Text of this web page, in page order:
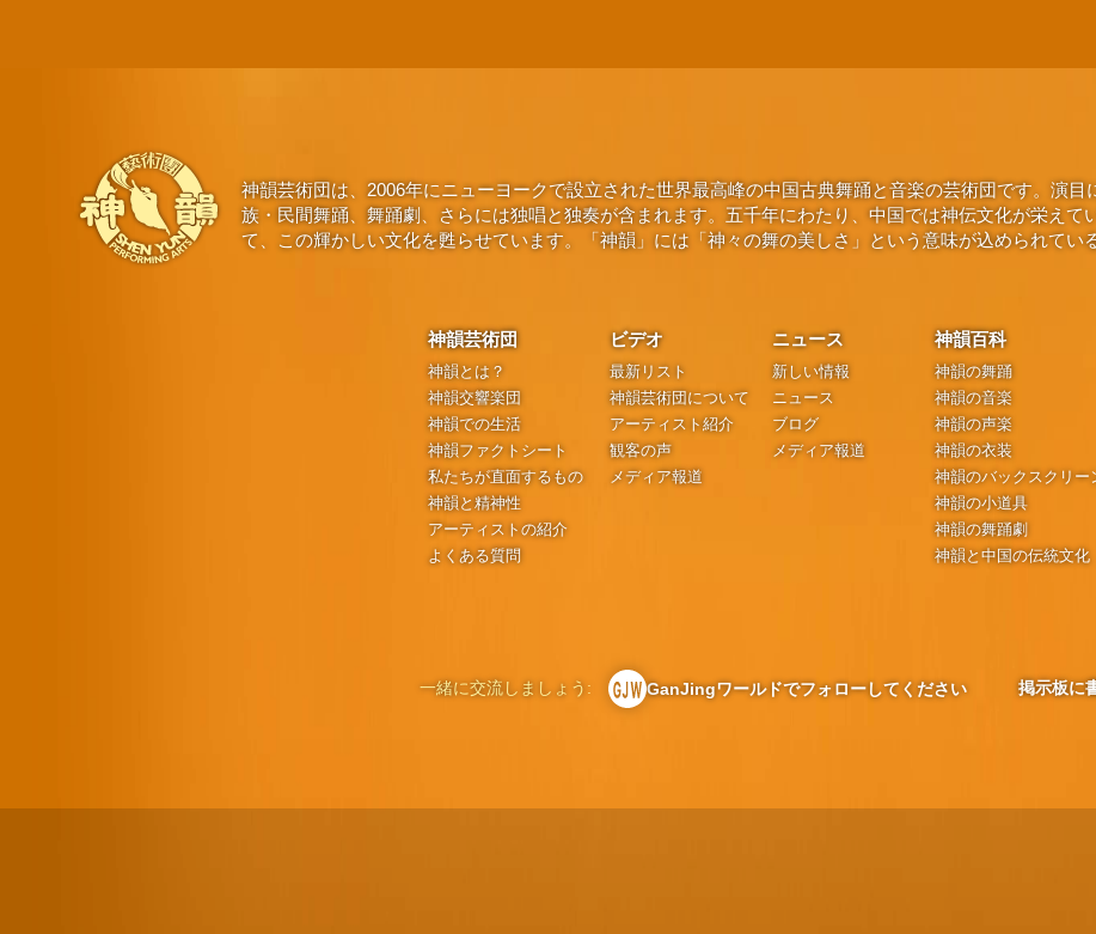
神韻芸術団は、2006年にニューヨークで設立された世界最高峰の中国古典舞踊と音楽の芸術団です。演
族・民間舞踊、舞踊劇、さらには独唱と独奏が含まれます。五千年にわたり、中国では神伝文化が栄えて
て、この輝かしい文化を甦らせています。「神韻」には「神々の舞の美しさ」という意味が込められてい
神韻芸術団
神韻とは？
神韻交響楽団
神韻での生活
神韻ファクトシート
私たちが直面するもの
神韻と精神性
アーティストの紹介
よくある質問
ビデオ
最新リスト
神韻芸術団について
アーティスト紹介
観客の声
メディア報道
ニュース
新しい情報
ニュース
ブログ
メディア報道
神韻百科
神韻の舞踊
神韻の音楽
神韻の声楽
神韻の衣装
神韻のバックスクリー
神韻の小道具
神韻の舞踊劇
神韻と中国の伝統文化
一緒に交流しましょう: GanJingワールドでフォローしてください 掲示板に